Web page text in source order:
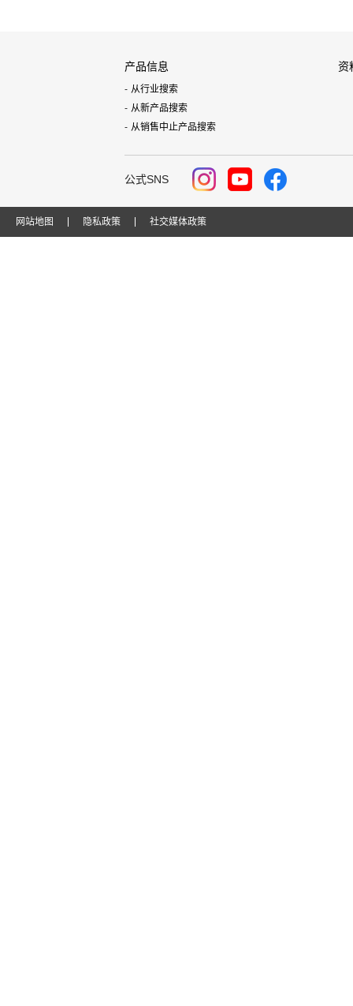
产品信息
从行业搜索
从新产品搜索
从销售中止产品搜索
资
公式SNS
网站地图 隐私政策 社交媒体政策